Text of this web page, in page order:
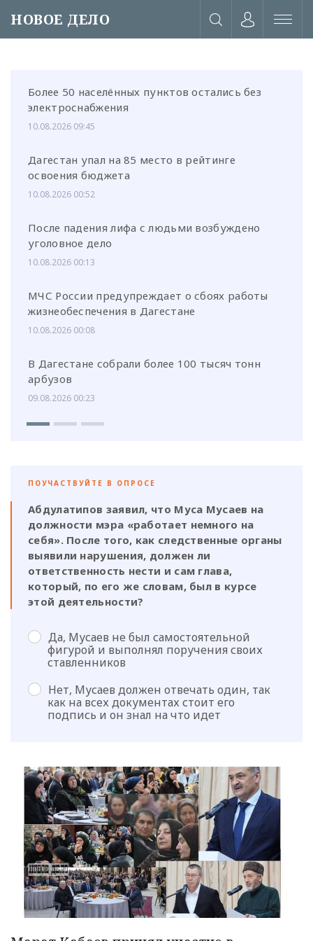
НОВОЕ ДЕЛО
Более 50 населённых пунктов остались без
электроснабжения
10.08.2026 09:45
Дагестан упал на 85 место в рейтинге
освоения бюджета
10.08.2026 00:52
После падения лифа с людьми возбуждено
уголовное дело
10.08.2026 00:13
МЧС России предупреждает о сбоях работы
жизнеобеспечения в Дагестане
10.08.2026 00:08
В Дагестане собрали более 100 тысяч тонн
арбузов
09.08.2026 00:23
ПОУЧАСТВУЙТЕ В ОПРОСЕ
Абдулатипов заявил, что Муса Мусаев на
должности мэра «работает немного на
себя». После того, как следственные органы
выявили нарушения, должен ли
ответственность нести и сам глава,
который, по его же словам, был в курсе
этой деятельности?
Да, Мусаев не был самостоятельной
фигурой и выполнял поручения своих
ставленников
Нет, Мусаев должен отвечать один, так
как на всех документах стоит его
подпись и он знал на что идет